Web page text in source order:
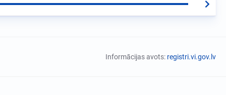
Informācijas avots: registri.vi.gov.lv